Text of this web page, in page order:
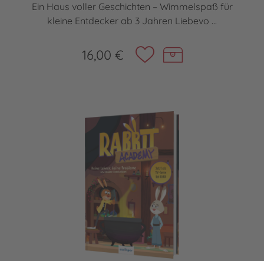
Ein Haus voller Geschichten – Wimmelspaß für
kleine Entdecker ab 3 Jahren Liebevo ...
16,00 €